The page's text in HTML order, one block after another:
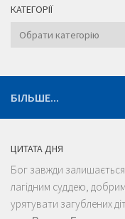
КАТЕГОРІЇ
Категорії
БІЛЬШЕ...
ЦИТАТА ДНЯ
Бог завжди
лагідним суддею,
урятувати загублених